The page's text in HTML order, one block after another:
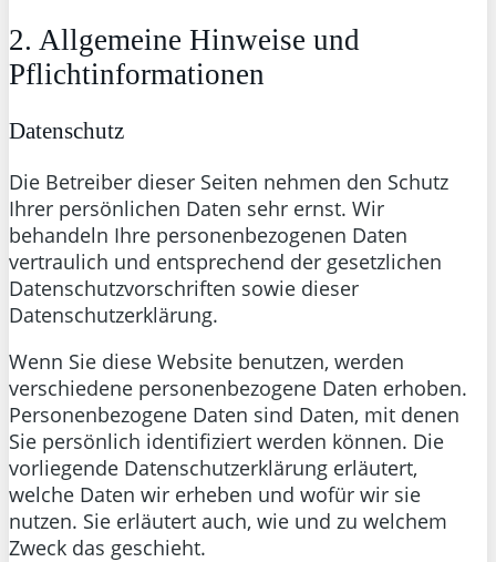
2. Allgemeine Hinweise und
Pflichtinformationen
Datenschutz
Die Betreiber dieser Seiten nehmen den Schutz
Ihrer persönlichen Daten sehr ernst. Wir
behandeln Ihre personenbezogenen Daten
vertraulich und entsprechend der gesetzlichen
Datenschutzvorschriften sowie dieser
Datenschutzerklärung.
Wenn Sie diese Website benutzen, werden
verschiedene personenbezogene Daten erhoben.
Personenbezogene Daten sind Daten, mit denen
Sie persönlich identifiziert werden können. Die
vorliegende Datenschutzerklärung erläutert,
welche Daten wir erheben und wofür wir sie
nutzen. Sie erläutert auch, wie und zu welchem
Zweck das geschieht.